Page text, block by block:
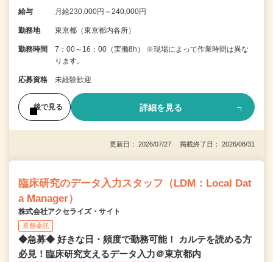
給与 月給230,000円～240,000円
勤務地 東京都（東京都内各所）
勤務時間
7：00～16：00（実働8h） ※現場によって作業時間は異な
ります。
応募資格 未経験歓迎
後で見る 詳細を見る
更新日： 2026/07/27 掲載終了日： 2026/08/31
臨床研究のデータ入力スタッフ（LDM：Local Dat
a Manager）
株式会社アクセライズ・サイト
業務委託
◆急募◆ 好きな日・頻度で勤務可能！ カルテを読める方
必見！臨床研究支えるデータ入力＠東京都内